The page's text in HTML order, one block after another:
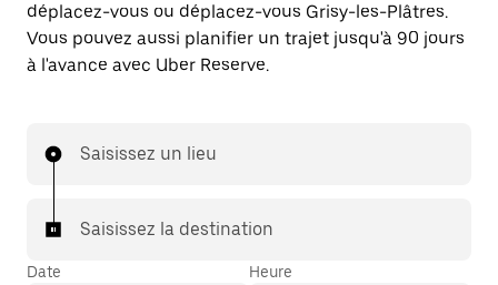
déplacez-vous ou déplacez-vous Grisy-les-Plâtres.
Vous pouvez aussi planifier un trajet jusqu'à 90 jours
à l'avance avec Uber Reserve.
Saisissez un lieu
Saisissez la destination
Date Heure